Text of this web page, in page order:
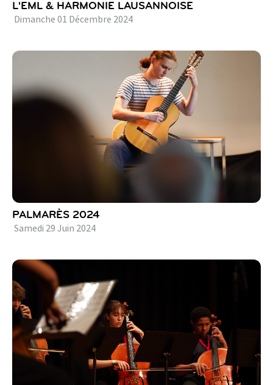
L'EML & HARMONIE LAUSANNOISE
Dimanche 01 Décembre 2024
PALMARÈS 2024
Samedi 29 Juin 2024